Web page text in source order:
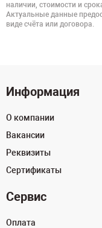
наличии, стоимости и
Актуальные данные
виде счёта или договора.
Информация
О компании
Вакансии
Реквизиты
Сертификаты
Сервис
Оплата